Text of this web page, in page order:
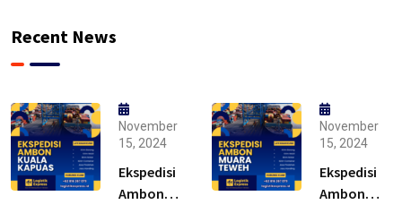
Recent News
November
15, 2024
Ekspedisi
Ambon
November
15, 2024
Ekspedisi
Ambon